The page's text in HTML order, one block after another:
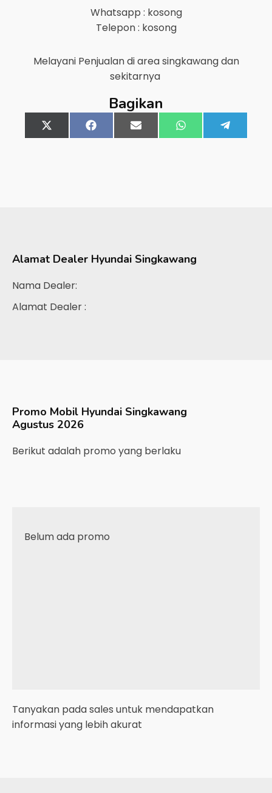
Whatsapp : kosong
Telepon : kosong
Melayani Penjualan di areasingkawangdan
sekitarnya
Bagikan
Share
on
X
(Twitter)
Share
on
FacebookShare
on
Email Share
on
WhatsApp
on
Alamat Dealer Hyundai Singkawang
Nama Dealer:
Alamat Dealer :
Promo Mobil Hyundai Singkawang
Agustus 2026
Berikut adalah promo yang berlaku
Belum ada promo
Tanyakan pada sales untuk mendapatkan
informasi yang lebih akurat